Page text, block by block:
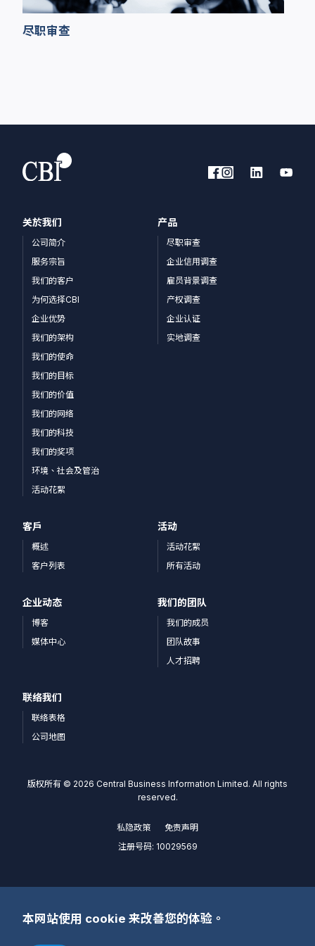
尽职审查
本网站使用 cookie 来改善您的体验。
关於我们
公司简介
服务宗旨
我们的客户
为何选择CBI
企业优势
我们的架构
我们的使命
我们的目标
我们的价值
我们的网络
我们的科技
我们的奖项
环境、社会及管治
活动花絮
产品
尽职审查
企业信用调查
雇员背景调查
产权调查
企业认证
实地调查
客戶
概述
客户列表
活动
活动花絮
所有活动
企业动态
博客
媒体中心
我们的团队
我们的成员
团队故事
人才招聘
联络我们
联络表格
公司地图
版权所有 © 2026 Central Business Information Limited. All rights
reserved.
私隐政策
免责声明
注册号码: 10029569